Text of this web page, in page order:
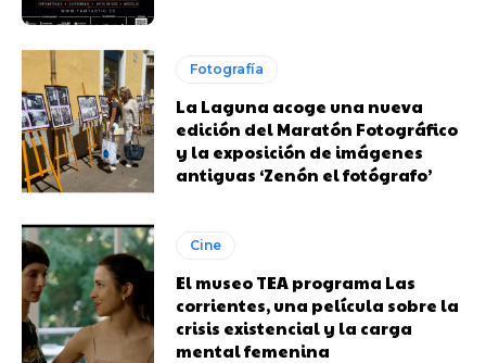
Fotografía
La Laguna acoge una nueva
edición del Maratón Fotográfico
y la exposición de imágenes
antiguas ‘Zenón el fotógrafo’
Cine
El museo TEA programa Las
corrientes, una película sobre la
crisis existencial y la carga
mental femenina